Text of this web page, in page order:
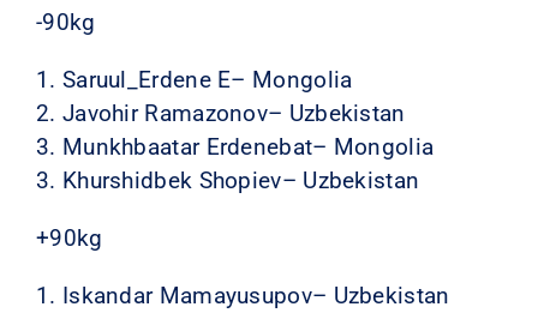
-90kg
1. Saruul_Erdene E– Mongolia
2. Javohir Ramazonov– Uzbekistan
3. Munkhbaatar Erdenebat– Mongolia
3. Khurshidbek Shopiev– Uzbekistan
+90kg
1. Iskandar Mamayusupov– Uzbekistan